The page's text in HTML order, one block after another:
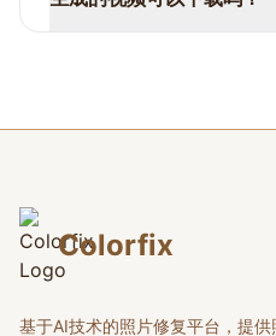
Colorfix
基于AI技术的照片修复平台，提